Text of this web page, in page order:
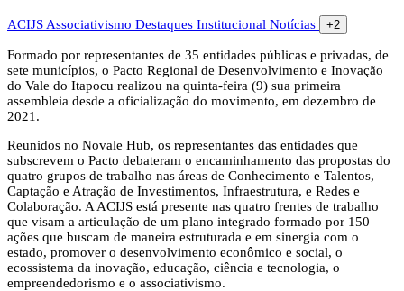
ACIJS Associativismo Destaques Institucional Notícias +2
Formado por representantes de 35 entidades públicas e privadas, de
sete municípios, o Pacto Regional de Desenvolvimento e Inovação
do Vale do Itapocu realizou na quinta-feira (9) sua primeira
assembleia desde a oficialização do movimento, em dezembro de
2021.
Reunidos no Novale Hub, os representantes das entidades que
subscrevem o Pacto debateram o encaminhamento das propostas do
quatro grupos de trabalho nas áreas de Conhecimento e Talentos,
Captação e Atração de Investimentos, Infraestrutura, e Redes e
Colaboração. A ACIJS está presente nas quatro frentes de trabalho
que visam a articulação de um plano integrado formado por 150
ações que buscam de maneira estruturada e em sinergia com o
estado, promover o desenvolvimento econômico e social, o
ecossistema da inovação, educação, ciência e tecnologia, o
empreendedorismo e o associativismo.